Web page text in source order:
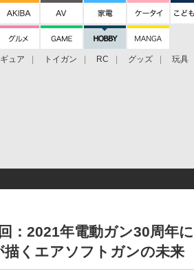
ュア トイガン RC グッズ 玩具
：2021年電動ガン30周年に
くエアソフトガンの未来